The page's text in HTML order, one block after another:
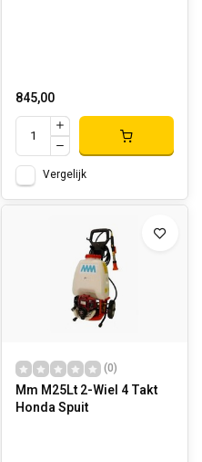
845,00
Vergelijk
(0)
Mm M25Lt 2-Wiel 4 Takt
Honda Spuit